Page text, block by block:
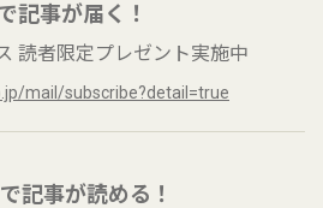
記事が届く！
読者限定プレゼント実施中
mail/subscribe?detail=true
記事が読める！